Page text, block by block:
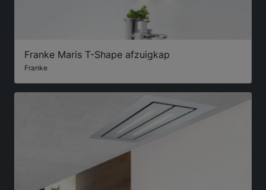
Franke Maris T-Shape afzuigkap
Franke